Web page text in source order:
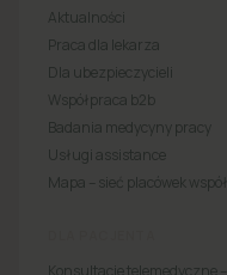
Aktualności
Praca dla lekarza
Dla ubezpieczycieli
Współpraca b2b
Badania medycyny pracy
Usługi assistance
Mapa – sieć placówek
Konsultacje telemedyczne